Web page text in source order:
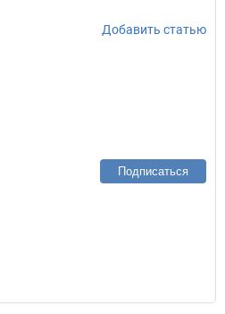
Добавить статью
Подписаться